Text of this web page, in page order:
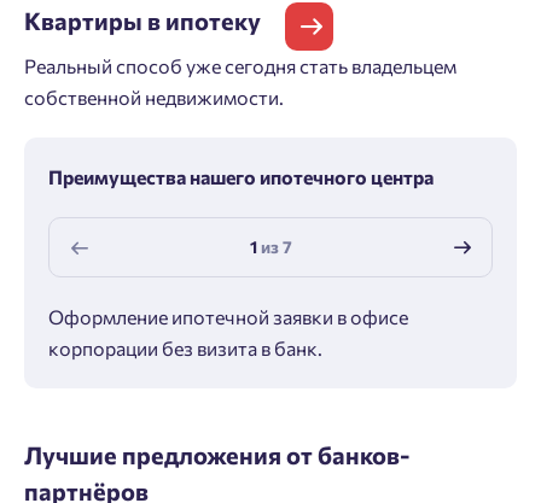
Квартиры в ипотеку
Реальный способ уже сегодня стать владельцем
собственной недвижимости.
Преимущества нашего ипотечного центра
1из7
Оформление ипотечной заявки в офисе
корпорации без визита в банк.
Лучшие предложения от банков-
партнёров